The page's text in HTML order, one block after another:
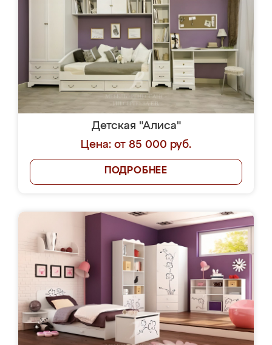
Детская "Алиса"
Цена: от 85 000 руб.
ПОДРОБНЕЕ